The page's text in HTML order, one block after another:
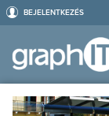
BEJELENTKEZÉS